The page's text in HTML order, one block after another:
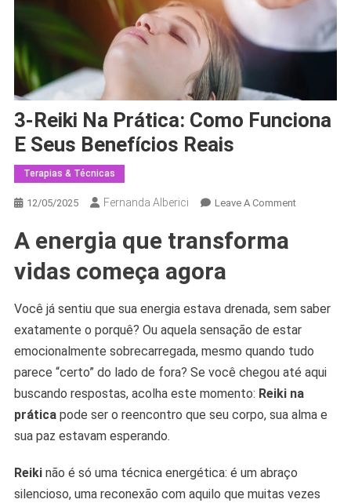
3-Reiki Na Prática: Como Funciona
E Seus Benefícios Reais
Terapias & Técnicas
12/05/2025 Fernanda Alberici Leave A CommentOn
Funciona
E
Seus
Reais
A energia que transforma
vidas começa agora
Você já sentiu que sua energia estava drenada, sem saber
exatamente o porquê? Ou aquela sensação de estar
emocionalmente sobrecarregada, mesmo quando tudo
parece “certo” do lado de fora? Se você chegou até aqui
buscando respostas, acolha este momento: Reiki na
práticapode ser o reencontro que seu corpo, sua alma e
sua paz estavam esperando.
Reikinão é só uma técnica energética: é um abraço
silencioso, uma reconexão com aquilo que muitas vezes